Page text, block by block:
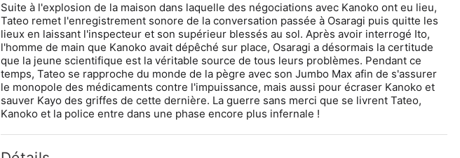
Suite à l'explosion de la maison dans laquelle des négociations avec Kanoko ont eu lieu,
Tateo remet l'enregistrement sonore de la conversation passée à Osaragi puis quitte les
lieux en laissant l'inspecteur et son supérieur blessés au sol. Après avoir interrogé Ito,
l'homme de main que Kanoko avait dépêché sur place, Osaragi a désormais la certitude
que la jeune scientifique est la véritable source de tous leurs problèmes. Pendant ce
temps, Tateo se rapproche du monde de la pègre avec son Jumbo Max afin de s'assurer
le monopole des médicaments contre l'impuissance, mais aussi pour écraser Kanoko et
sauver Kayo des griffes de cette dernière. La guerre sans merci que se livrent Tateo,
Kanoko et la police entre dans une phase encore plus infernale !